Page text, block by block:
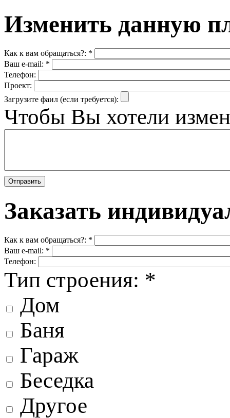
Изменить данную
Как к вам обращаться?: *
Ваш e-mail: *
Телефон:
Проект:
Загрузите фаил (если требуется):
Чтобы Вы хотели
Заказать
Как к вам обращаться?: *
Ваш e-mail: *
Телефон:
Тип строения: *
Дом
Баня
Гараж
Беседка
Другое